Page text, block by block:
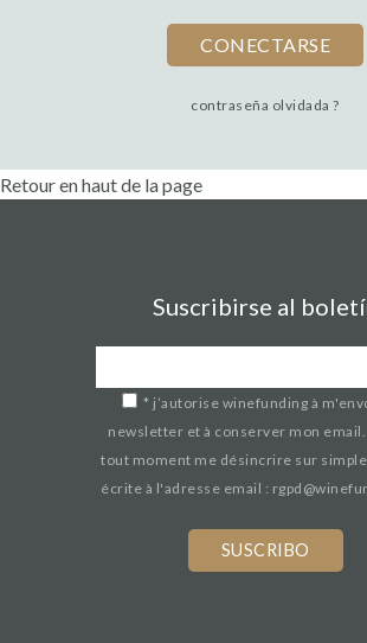
contraseña olvidada ?
Retour en haut de la page
Suscribirse al
* j’autorise winefunding à
newsletter et à conserver mon email.
tout moment me désincrire sur
écrite à l'adresse email :